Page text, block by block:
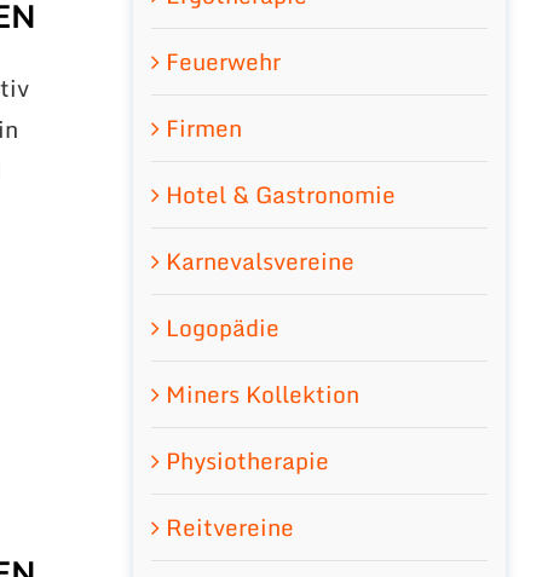
Feuerwehr
Firmen
Hotel & Gastronomie
Karnevalsvereine
Logopädie
Miners Kollektion
Physiotherapie
Reitvereine